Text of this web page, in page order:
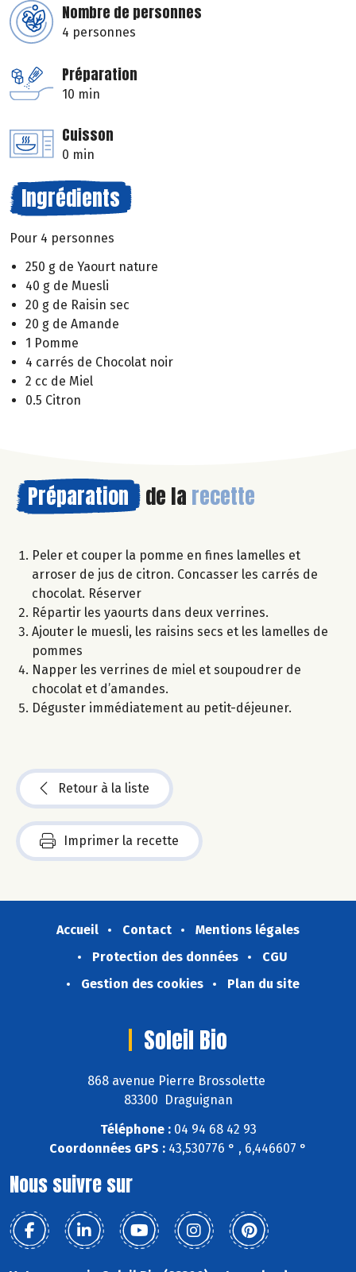
Nombre de personnes
4 personnes
Préparation
10 min
Cuisson
0 min
Ingrédients
Pour 4 personnes
250 g de Yaourt nature
40 g de Muesli
20 g de Raisin sec
20 g de Amande
1 Pomme
4 carrés de Chocolat noir
2 cc de Miel
0.5 Citron
Préparation de la recette
Peler et couper la pomme en fines lamelles et
arroser de jus de citron. Concasser les carrés de
chocolat. Réserver
Répartir les yaourts dans deux verrines.
Ajouter le muesli, les raisins secs et les lamelles de
pommes
Napper les verrines de miel et soupoudrer de
chocolat et d’amandes.
Déguster immédiatement au petit-déjeuner.
Retour à la liste
Imprimer la recette
Accueil Contact
Mentions légales
Protection des données
CGU
Gestion des cookies
Plan du site
Soleil Bio
868 avenue Pierre Brossolette
83300 Draguignan
Téléphone :04 94 68 42 93
Coordonnées GPS : 43,530776 ° , 6,446607 °
Nous suivre sur